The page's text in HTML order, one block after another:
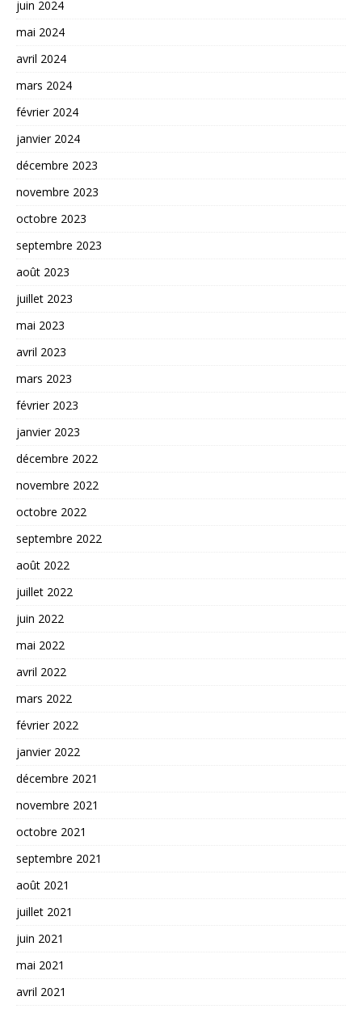
juin 2024
mai 2024
avril 2024
mars 2024
février 2024
janvier 2024
décembre 2023
novembre 2023
octobre 2023
septembre 2023
août 2023
juillet 2023
mai 2023
avril 2023
mars 2023
février 2023
janvier 2023
décembre 2022
novembre 2022
octobre 2022
septembre 2022
août 2022
juillet 2022
juin 2022
mai 2022
avril 2022
mars 2022
février 2022
janvier 2022
décembre 2021
novembre 2021
octobre 2021
septembre 2021
août 2021
juillet 2021
juin 2021
mai 2021
avril 2021